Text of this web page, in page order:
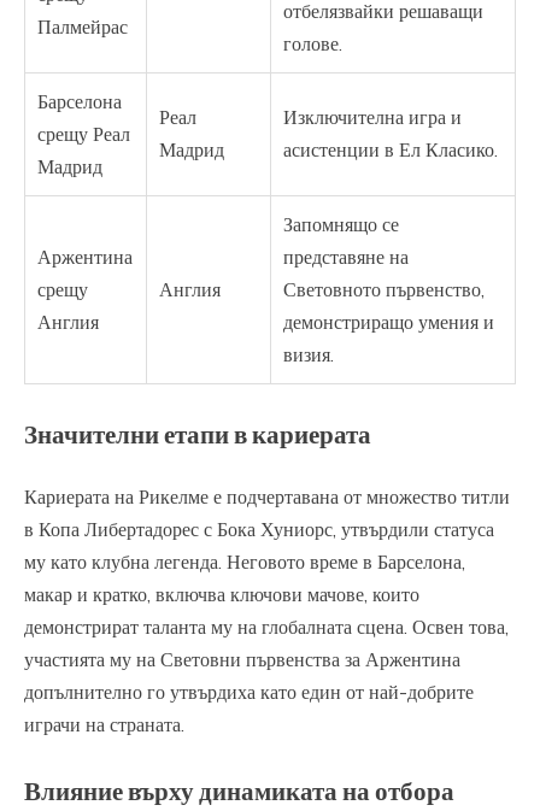
Палмейрас
отбелязвайки решаващи
голове.
Барселона
срещу Реал
Мадрид
Реал
Мадрид
Изключителна игра и
асистенции в Ел Класико.
Аржентина
срещу
Англия
Англия
Запомнящо се
представяне на
Световното първенство,
демонстриращо умения и
визия.
Значителни етапи в кариерата
Кариерата на Рикелме е подчертавана от множество титли
в Копа Либертадорес с Бока Хуниорс, утвърдили статуса
му като клубна легенда. Неговото време в Барселона,
макар и кратко, включва ключови мачове, които
демонстрират таланта му на глобалната сцена. Освен това,
участията му на Световни първенства за Аржентина
допълнително го утвърдиха като един от най-добрите
играчи на страната.
Влияние върху динамиката на отбора